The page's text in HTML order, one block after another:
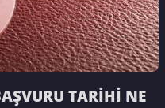
TARİHİ NE